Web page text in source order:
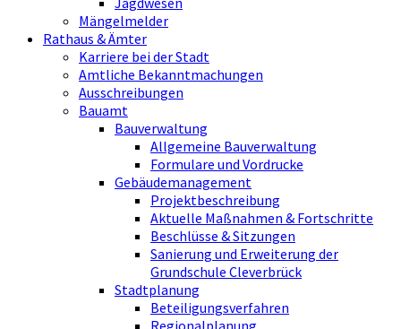
Mängelmelder
Rathaus & Ämter
Karriere bei der Stadt
Amtliche Bekanntmachungen
Ausschreibungen
Bauamt
Bauverwaltung
Allgemeine Bauverwaltung
Formulare und Vordrucke
Gebäudemanagement
Projektbeschreibung
Aktuelle Maßnahmen & Fortschritte
Beschlüsse & Sitzungen
Sanierung und Erweiterung der
Grundschule Cleverbrück
Stadtplanung
Beteiligungsverfahren
Regionalplanung